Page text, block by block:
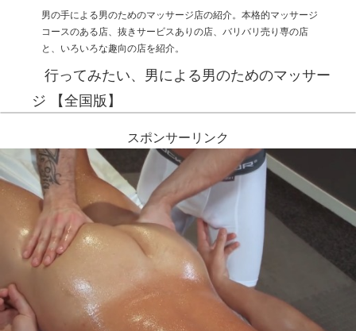
男の手による男のためのマッサージ店の紹介。本格的マッサージ
コースのある店、抜きサービスありの店、バリバリ売り専の店
と、いろいろな趣向の店を紹介。
行ってみたい、男による男のためのマッサー
ジ 【全国版】
スポンサーリンク